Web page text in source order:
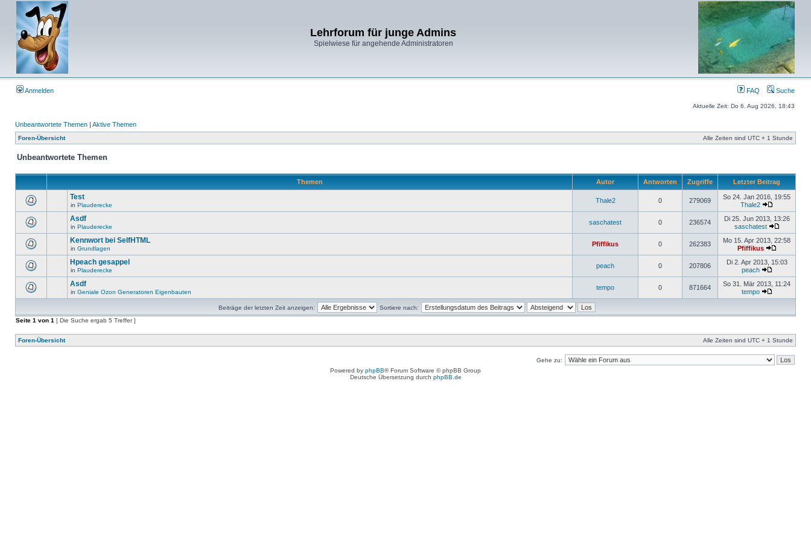
Lehrforum für junge Admins
Spielwiese für angehende Administratoren
Anmelden FAQ Suche
Aktuelle Zeit: Do 6. Aug 2026, 18:43
Unbeantwortete Themen | Aktive Themen
Foren-Übersicht Alle Zeiten sind UTC + 1 Stunde
Unbeantwortete Themen
Themen Autor Antworten Zugriffe Letzter Beitrag
Test
in Plauderecke
Thale2 0 279069
So 24. Jan 2016, 19:55
Thale2
Asdf
in Plauderecke
saschatest 0 236574
Di 25. Jun 2013, 13:26
saschatest
Kennwort bei SelfHTML
in Grundlagen
Pfiffikus 0 262383
Mo 15. Apr 2013, 22:58
Pfiffikus
Hpeach gesappel
in Plauderecke
peach 0 207806
Di 2. Apr 2013, 15:03
peach
Asdf
in Geniale Ozon Generatoren Eigenbauten
tempo 0 871664
So 31. Mär 2013, 11:24
tempo
Beiträge der letzten Zeit anzeigen:
Sortiere nach:
Seite 1 von 1 [ Die Suche ergab 5 Treffer ]
Foren-Übersicht Alle Zeiten sind UTC + 1 Stunde
Gehe zu:
Powered by phpBB® Forum Software © phpBB Group
Deutsche Übersetzung durch phpBB.de